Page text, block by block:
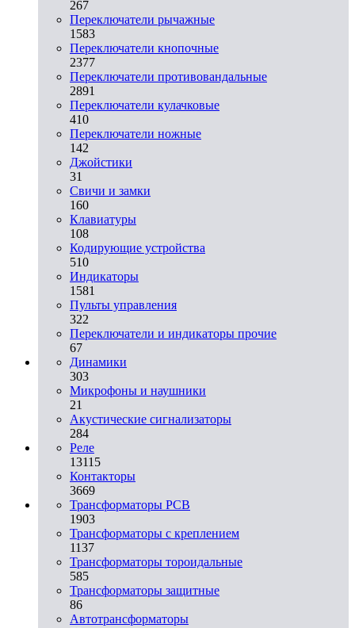
267
Переключатели рычажные
1583
Переключатели кнопочные
2377
Переключатели противовандальные
2891
Переключатели кулачковые
410
Переключатели ножные
142
Джойстики
31
Свичи и замки
160
Клавиатуры
108
Кодирующие устройства
510
Индикаторы
1581
Пульты управления
322
Переключатели и индикаторы прочие
67
Динамики
303
Микрофоны и наушники
21
Акустические сигнализаторы
284
Реле
13115
Контакторы
3669
Трансформаторы PCB
1903
Трансформаторы с креплением
1137
Трансформаторы тороидальные
585
Трансформаторы защитные
86
Автотрансформаторы